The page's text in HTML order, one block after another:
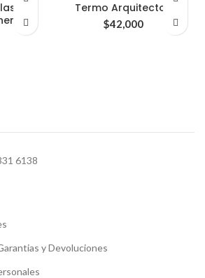
&
Termo Arquitectos
$42,000
6138
y Devoluciones